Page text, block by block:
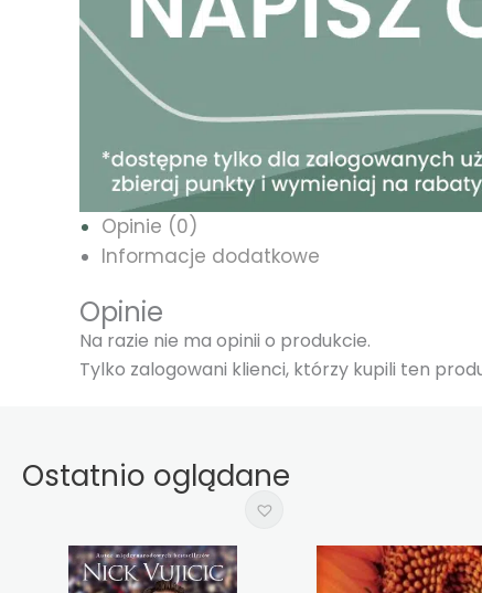
Opinie (0)
Informacje dodatkowe
Opinie
Na razie nie ma opinii o produkcie.
Tylko zalogowani klienci, którzy kupili ten
Ostatnio oglądane